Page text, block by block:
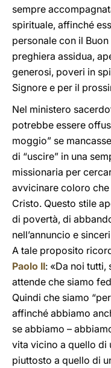
sempre
spirituale, affinché
personale con il
preghiera assidua,
generosi, poveri in
Signore e per il
Nel ministero
potrebbe essere
moggio” se
di “uscire” in una
missionaria per
avvicinare coloro
Cristo. Questo stile
di povertà, di
nell’annuncio e
A tale proposito
Paolo II: «Da noi tutti,
attende che siamo
Quindi che siamo
affinché abbiamo
se abbiamo –
vita vicino a quello di
piuttosto a quello di